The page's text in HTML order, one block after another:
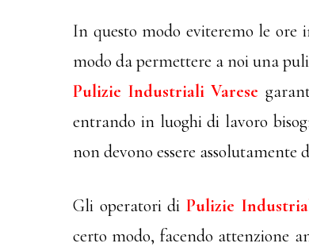
In questo modo eviteremo le ore
modo da permettere a noi una
Pulizie Industriali Varese
entrando in luoghi di lavoro
non devono essere assolutamente
Gli operatori diPulizie
certo modo, facendo attenzione